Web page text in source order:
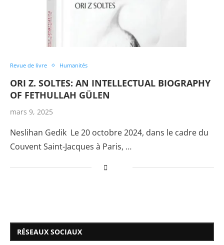
Revue de livre Humanités
ORI Z. SOLTES: AN INTELLECTUAL BIOGRAPHY
OF FETHULLAH GÜLEN
mars 9, 2025
Neslihan Gedik Le 20 octobre 2024, dans le cadre du
Couvent Saint-Jacques à Paris, …
RÉSEAUX SOCIAUX